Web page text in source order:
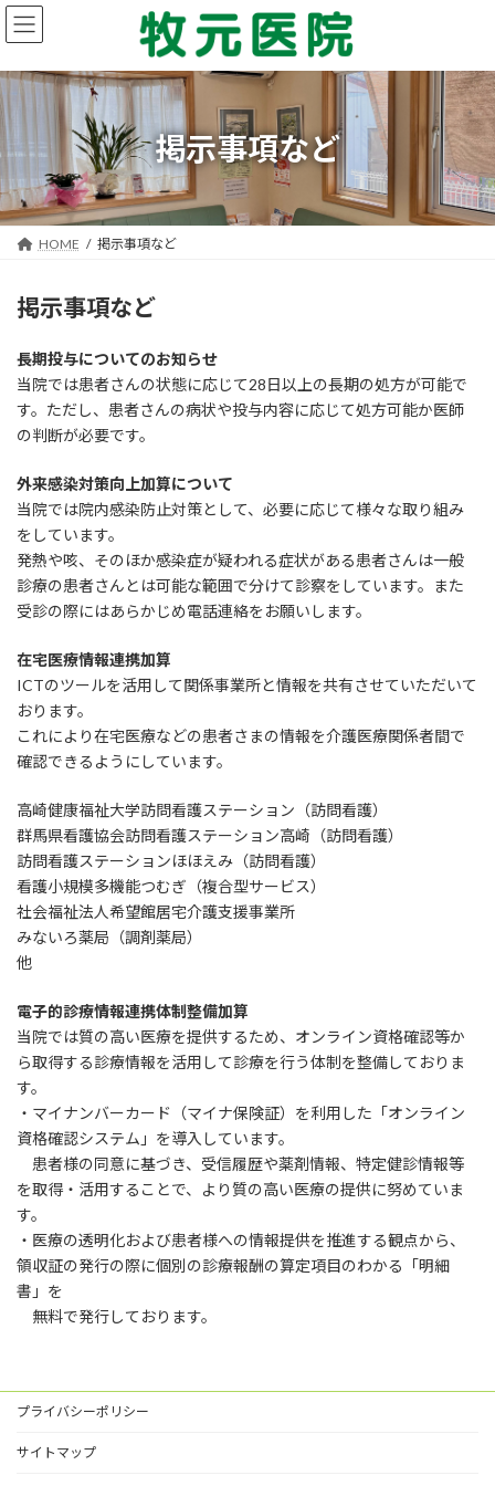
コ
ン
ン
ツ
へ
ッ
プ
ナ
ビ
ー
シ
ョ
移
動
掲示事項など
HOME 掲示事項など
掲示事項など
長期投与についてのお知らせ
当院では患者さんの状態に応じて28日以上の長期の処方が可能で
す。ただし、患者さんの病状や投与内容に応じて処方可能か医師
の判断が必要です。
外来感染対策向上加算について
当院では院内感染防止対策として、必要に応じて様々な取り組み
をしています。
発熱や咳、そのほか感染症が疑われる症状がある患者さんは一般
診療の患者さんとは可能な範囲で分けて診察をしています。また
受診の際にはあらかじめ電話連絡をお願いします。
在宅医療情報連携加算
ICTのツールを活用して関係事業所と情報を共有させていただいて
おります。
これにより在宅医療などの患者さまの情報を介護医療関係者間で
確認できるようにしています。
高崎健康福祉大学訪問看護ステーション（訪問看護）
群馬県看護協会訪問看護ステーション高崎（訪問看護）
訪問看護ステーションほほえみ（訪問看護）
看護小規模多機能つむぎ（複合型サービス）
社会福祉法人希望館居宅介護支援事業所
みないろ薬局（調剤薬局）
他
電子的診療情報連携体制整備加算
当院では質の高い医療を提供するため、オンライン資格確認等か
ら取得する診療情報を活用して診療を行う体制を整備しておりま
す。
・マイナンバーカード（マイナ保険証）を利用した「オンライン
資格確認システム」を導入しています。
患者様の同意に基づき、受信履歴や薬剤情報、特定健診情報等
を取得・活用することで、より質の高い医療の提供に努めていま
す。
・医療の透明化および患者様への情報提供を推進する観点から、
領収証の発行の際に個別の診療報酬の算定項目のわかる「明細
書」を
無料で発行しております。
プライバシーポリシー
サイトマップ